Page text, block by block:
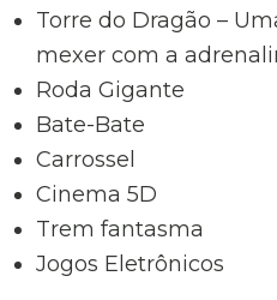
Torre do Dragão –
mexer com a
Roda Gigante
Bate-Bate
Carrossel
Cinema 5D
Trem fantasma
Jogos Eletrônicos